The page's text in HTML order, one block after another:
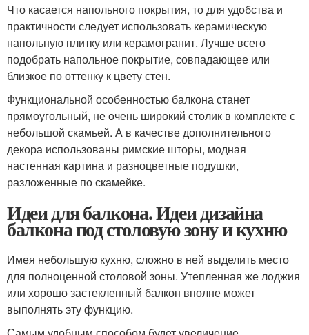
Что касается напольного покрытия, то для удобства и
практичности следует использовать керамическую
напольную плитку или керамогранит. Лучше всего
подобрать напольное покрытие, совпадающее или
близкое по оттенку к цвету стен.
Функциональной особенностью балкона станет
прямоугольный, не очень широкий столик в комплекте с
небольшой скамьей. А в качестве дополнительного
декора использованы римские шторы, модная
настенная картина и разноцветные подушки,
разложенные по скамейке.
Идеи для балкона. Идеи дизайна
балкона под столовую зону и кухню
Имея небольшую кухню, сложно в ней выделить место
для полноценной столовой зоны. Утепленная же лоджия
или хорошо застекленный балкон вполне может
выполнять эту функцию.